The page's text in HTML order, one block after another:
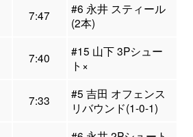
7:47
#6 永井 スティール
(2本)
7:40
#15 山下 3Pシュー
ト×
7:33
#5 吉田 オフェンス
リバウンド(1-0-1)